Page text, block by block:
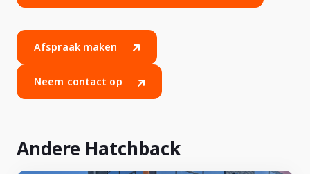
Afspraak maken
Neem contact op
Andere Hatchback